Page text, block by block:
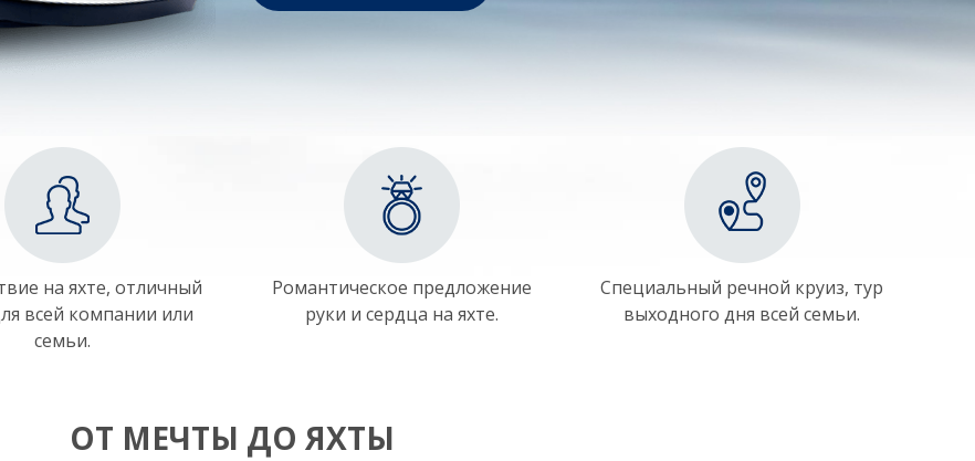
на яхте, отличный
всей компании или
семьи.
Романтическое предложение
руки и сердца на яхте.
Специальный речной круиз, тур
выходного дня всей семьи.
ОТ МЕЧТЫ ДО ЯХТЫ